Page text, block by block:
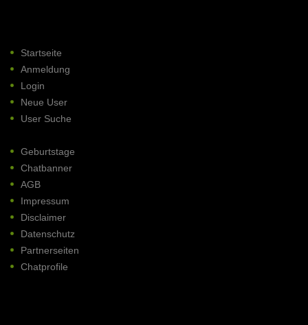
Startseite
Anmeldung
Login
Neue User
User Suche
Geburtstage
Chatbanner
AGB
Impressum
Disclaimer
Datenschutz
Partnerseiten
Chatprofile